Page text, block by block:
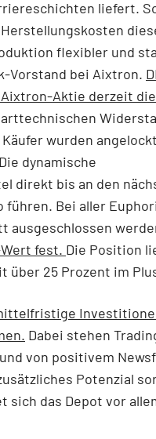
liefert.
flexibler und
Vorstand bei Aixtron.
Aktie derzeit
wurden
dynamische
direkt bis an den
Bei aller
ausgeschlossen
fest. Die Position
über 25 Prozent im
Dabei stehen
von positivem
Potenzial
sich das Depot vor